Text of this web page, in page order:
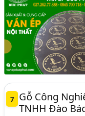
7
Gỗ Công
TNHH Đào